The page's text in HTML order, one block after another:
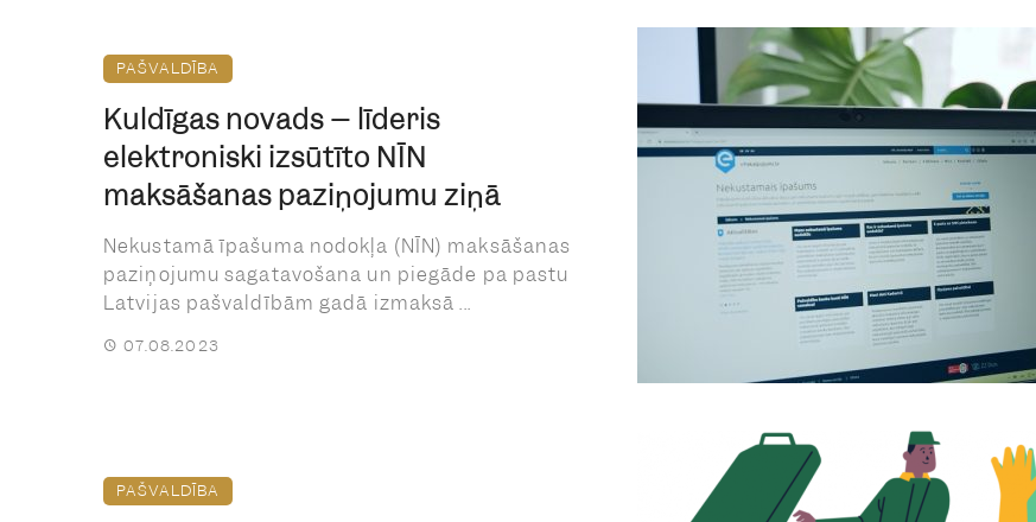
PAŠVALDĪBA
Kuldīgas novads – līderis
elektroniski izsūtīto NĪN
maksāšanas paziņojumu ziņā
Nekustamā īpašuma nodokļa (NĪN) maksāšanas
paziņojumu sagatavošana un piegāde pa pastu
Latvijas pašvaldībām gadā izmaksā ...
07.08.2023
PAŠVALDĪBA